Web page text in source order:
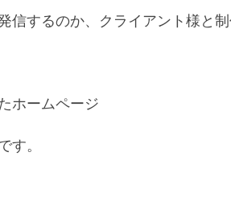
信するのか、クライアント様と
ホームページ
す。